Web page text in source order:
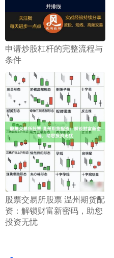
​申请炒股杠杆的完整流程与
条件
​股票交易所股票 温州期货配
资：解锁财富新密码，助您
投资无忧